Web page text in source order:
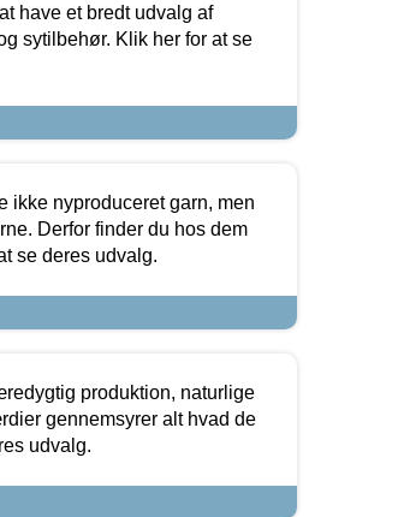
have et bredt udvalg af
sytilbehør. Klik her for at se
ikke nyproduceret garn, men
Derfor finder du hos dem
se deres udvalg.
produktion, naturlige
gennemsyrer alt hvad de
udvalg.